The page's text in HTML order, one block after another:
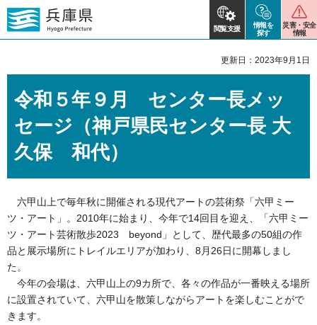
閲覧支援
情報を
探す
災害・安全
情報
更新日：2023年9月1日
令和５年９月 センター長メッ
セージ（神戸県民センター長 大
久保 和代）
六甲山上で毎年秋に開催される現代アートの芸術祭「六甲ミー
ツ・アート」。2010年に始まり、今年で14回目を迎え、「六甲ミー
ツ・アート芸術散歩2023 beyond」として、歴代最多の50組の作
品と展示場所にトレイルエリアが加わり、8月26日に開幕しまし
た。
今年の会場は、六甲山上の9カ所で、各々の作品が一番映える場所
に設置されていて、六甲山を散策しながらアートを楽しむことがで
きます。